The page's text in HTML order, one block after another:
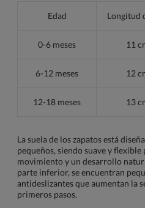
Edad Longitud
0-6 meses 11
6-12 meses 12
12-18 meses 13
La suela de los zapatos está
pequeños, siendo suave y
movimiento y un desarrollo
parte inferior, se encuentran
antideslizantes que aumentan la
primeros pasos.